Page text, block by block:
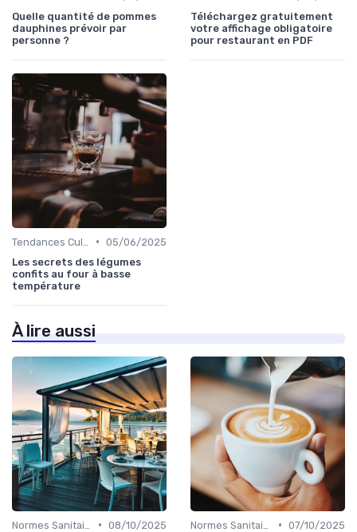
Quelle quantité de pommes
dauphines prévoir par
personne ?
Téléchargez gratuitement
votre affichage obligatoire
pour restaurant en PDF
• 05/06/2025
Les secrets des légumes
confits au four à basse
température
À lire aussi
• 08/10/2025
• 07/10/2025